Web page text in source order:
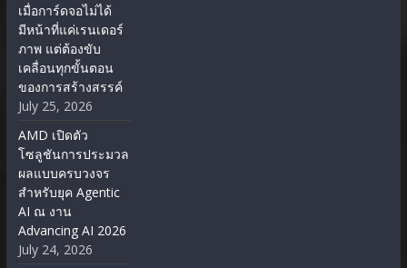
เมื่อการ์ดจอไม่ได้
มีหน้าที่แค่เรนเดอร์
ภาพ แต่ต้องขับ
เคลื่อนทุกขั้นตอน
ของการสร้างสรรค์
July 25, 2026
AMD เปิดตัว
โซลูชันการประมวล
ผลแบบครบวงจร
สำหรับยุค Agentic
AI ณ งาน
Advancing AI 2026
July 24, 2026